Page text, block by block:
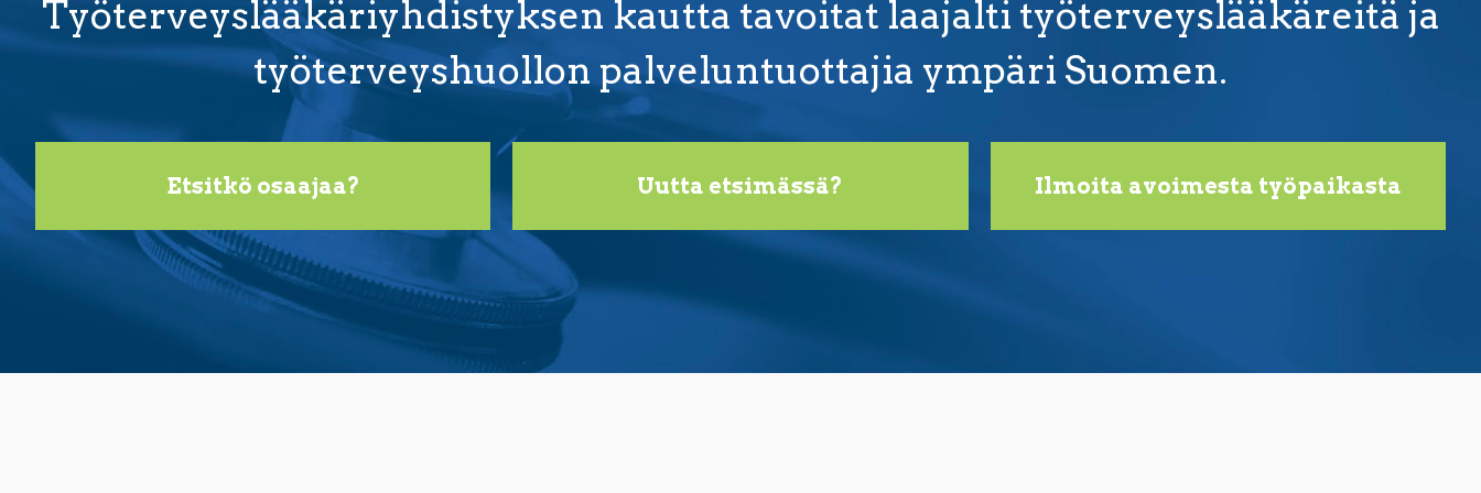
Työterveyslääkäriyhdistyksen kautta tavoitat laajalti työterveyslääkäreitä ja
työterveyshuollon palveluntuottajia ympäri Suomen.
Etsitkö osaajaa? Uutta etsimässä? Ilmoita avoimesta työpaikasta